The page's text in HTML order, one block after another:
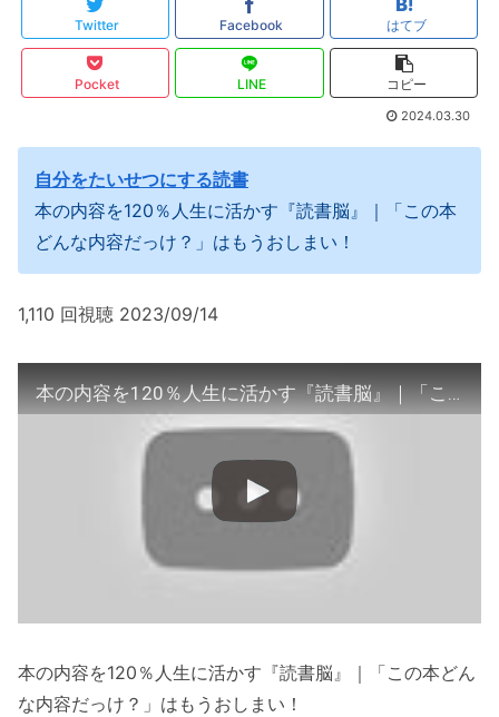
Twitter Facebook はてブ
Pocket LINE コピー
2024.03.30
自分をたいせつにする読書
本の内容を120％人生に活かす『読書脳』｜「この本
どんな内容だっけ？」はもうおしまい！
1,110 回視聴 2023/09/14
本の内容を120％人生に活かす『読書脳』｜「この本どんな内容だっけ？」はもうおしまい！
本の内容を120％人生に活かす『読書脳』｜「この本どん
な内容だっけ？」はもうおしまい！